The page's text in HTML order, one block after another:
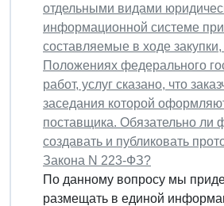
отдельными видами
информационной системе
составляемые в ходе
Положениях федерального
работ, услуг сказано, что
заседания которой
поставщика. Обязательно ли
создавать и публиковать
Закона N 223-ФЗ?
По данному вопросу мы
размещать в единой